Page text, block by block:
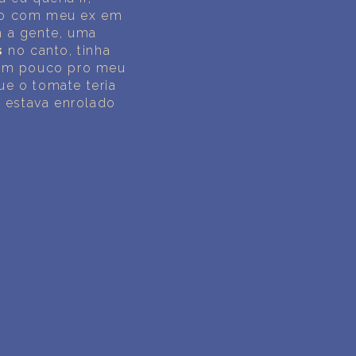
com meu ex em
gente, uma
no canto, tinha
pouco pro meu
o tomate teria
enrolado